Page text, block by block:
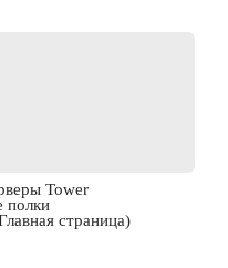
Tower
полки
страница)